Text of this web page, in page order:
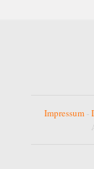
Impressum-